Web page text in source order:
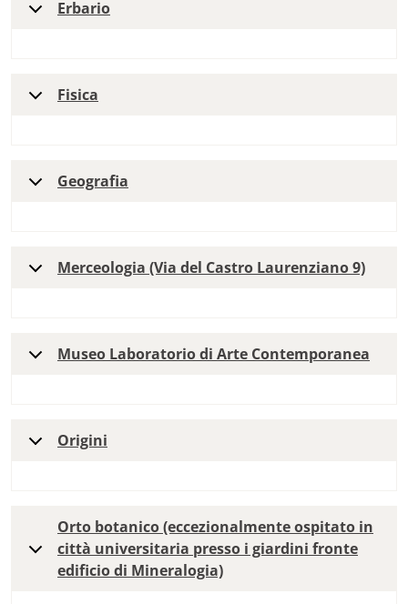
Erbario
Fisica
Geografia
Merceologia (Via del Castro Laurenziano 9)
Museo Laboratorio di Arte Contemporanea
Origini
Orto botanico (eccezionalmente ospitato in
città universitaria presso i giardini fronte
edificio di Mineralogia)